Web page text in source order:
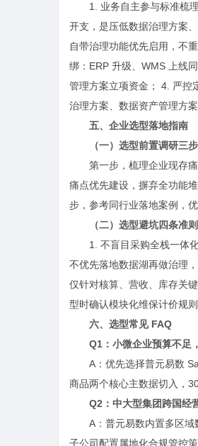
1. 业务自主参与标准梳
开支，是压低数据治理方案
自带治理功能优先启用，不
绑：ERP 升级、WMS 上线
管理方案立项资金； 4. 严控
治理方案、数据资产管理方案
五、企业选型落地指南
（一）选型前置调研三
第一步，梳理企业现存
痛点优先建设，摒弃全功能
步，参考同行业落地案例，
（二）选型避坑四条准则
1. 不盲目采购全栈一体
不优先落地数据湖再做治理
仅针对核算、营收、库存关
型时确认模块化维保计价规
六、选型常见 FAQ
Q1：小微企业预算不足
A：优先选择普元易数
商品两个核心主数据切入，
Q2：中大型集团跨国经
A：普元易数内置多区
子公司配置属地化合规管控